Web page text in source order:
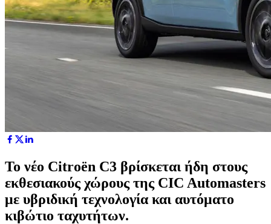
Το νέο Citroën C3 βρίσκεται ήδη στους
εκθεσιακούς χώρους της CIC Automasters
με υβριδική τεχνολογία και αυτόματο
κιβώτιο ταχυτήτων.